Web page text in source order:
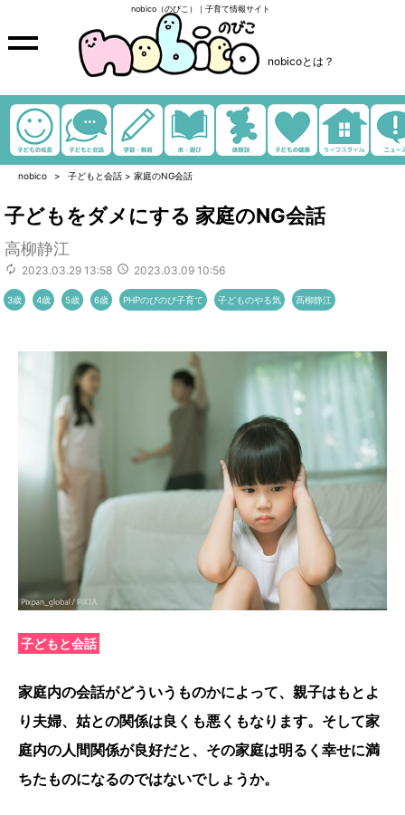
nobico（のびこ）｜子育て情報サイト
nobicoとは？
nobico 子どもと会話 > 家庭のNG会話
子どもをダメにする 家庭のNG会話
高柳静江
2023.03.29 13:58 2023.03.09 10:56
3歳 4歳 5歳 6歳 PHPのびのび子育て 子どものやる気 高柳静江
子どもと会話
家庭内の会話がどういうものかによって、親子はもとよ
り夫婦、姑との関係は良くも悪くもなります。そして家
庭内の人間関係が良好だと、その家庭は明るく幸せに満
ちたものになるのではないでしょうか。